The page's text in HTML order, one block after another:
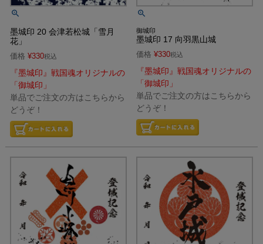
墨城印 20 会津若松城「雪月
花」
価格 ¥330税込
『墨城印』戦国魂オリジナルの
「御城印」
単品でご注文の方はこちらから
どうぞ！
御城印
墨城印 17 向羽黒山城
価格 ¥330税込
『墨城印』戦国魂オリジナルの
「御城印」
単品でご注文の方はこちらから
どうぞ！